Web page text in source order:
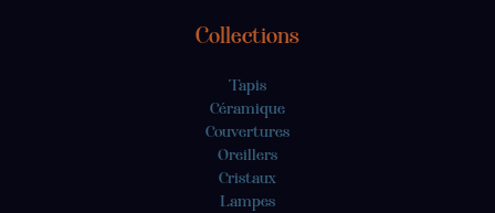
Collections
Tapis
Céramique
Couvertures
Oreillers
Cristaux
Lampes